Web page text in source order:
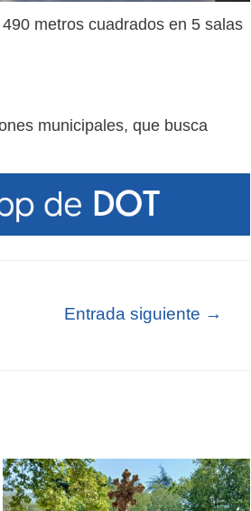
metros cuadrados en 5 salas
municipales, que busca
Entrada siguiente →